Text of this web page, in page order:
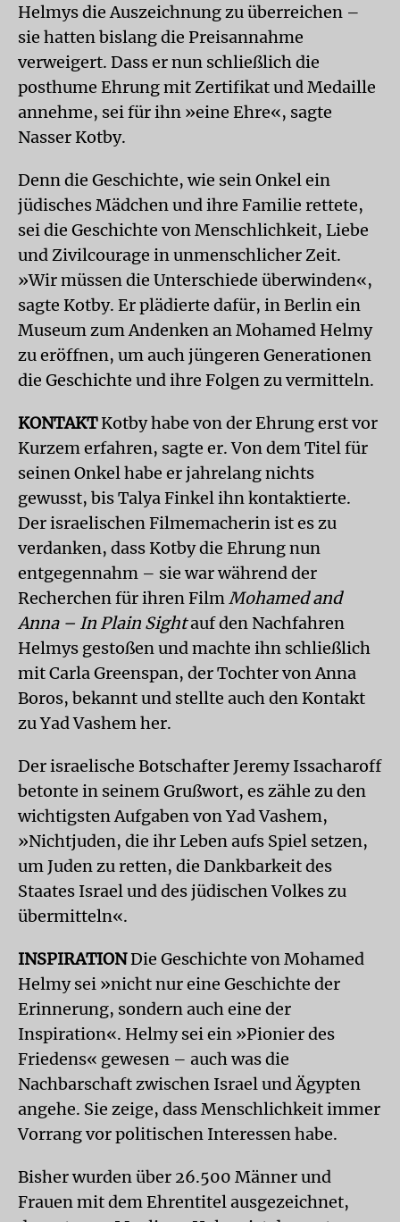
Helmys die Auszeichnung zu überreichen –
sie hatten bislang die Preisannahme
verweigert. Dass er nun schließlich die
posthume Ehrung mit Zertifikat und Medaille
annehme, sei für ihn »eine Ehre«, sagte
Nasser Kotby.
Denn die Geschichte, wie sein Onkel ein
jüdisches Mädchen und ihre Familie rettete,
sei die Geschichte von Menschlichkeit, Liebe
und Zivilcourage in unmenschlicher Zeit.
»Wir müssen die Unterschiede überwinden«,
sagte Kotby. Er plädierte dafür, in Berlin ein
Museum zum Andenken an Mohamed Helmy
zu eröffnen, um auch jüngeren Generationen
die Geschichte und ihre Folgen zu vermitteln.
KONTAKTKotby habe von der Ehrung erst vor
Kurzem erfahren, sagte er. Von dem Titel für
seinen Onkel habe er jahrelang nichts
gewusst, bis Talya Finkel ihn kontaktierte.
Der israelischen Filmemacherin ist es zu
verdanken, dass Kotby die Ehrung nun
entgegennahm – sie war während der
Recherchen für ihren FilmMohamed and
Anna – In Plain Sightauf den Nachfahren
Helmys gestoßen und machte ihn schließlich
mit Carla Greenspan, der Tochter von Anna
Boros, bekannt und stellte auch den Kontakt
zu Yad Vashem her.
Der israelische Botschafter Jeremy Issacharoff
betonte in seinem Grußwort, es zähle zu den
wichtigsten Aufgaben von Yad Vashem,
»Nichtjuden, die ihr Leben aufs Spiel setzen,
um Juden zu retten, die Dankbarkeit des
Staates Israel und des jüdischen Volkes zu
übermitteln«.
INSPIRATIONDie Geschichte von Mohamed
Helmy sei »nicht nur eine Geschichte der
Erinnerung, sondern auch eine der
Inspiration«. Helmy sei ein »Pionier des
Friedens« gewesen – auch was die
Nachbarschaft zwischen Israel und Ägypten
angehe. Sie zeige, dass Menschlichkeit immer
Vorrang vor politischen Interessen habe.
Bisher wurden über 26.500 Männer und
Frauen mit dem Ehrentitel ausgezeichnet,